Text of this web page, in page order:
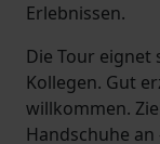
Erlebnissen.
Die Tour eignet
Kollegen. Gut
willkommen.
Handschuhe